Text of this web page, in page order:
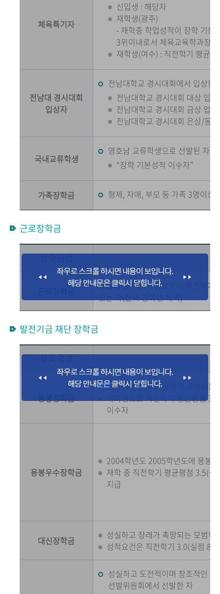
체육특기자
신입생 : 해당자
재학생(광주)
- 재학중 학업성적이 장학 기본
3위이내로서 체육교육학과장
재학생(여수) : 직전학기 평균
전남대 경시대회
입상자
전남대학교 경시대회에서 입상한
전남대학교 경시대회 대상 입
전남대학교 경시대회 금상 입
전남대학교 경시대회 은상/동
국내교류학생
영호남 교류학생으로 선발된 자
“장학 기본성적 이수자”
가족장학금 형제, 자매, 부모 등 가족 3명이상
근로장학금
장학금명
생활이 곤란한 학생으로서 직전학기
있는 자(전액 장학생 제외)
발전기금 재단 장학금
장학금명
용봉장학금
품행이 방정하고 장래가 촉망되
재학생으로 직전학기 평균평점
이수자
용봉우수장학금
2004학년도 2005학년도에 용봉
재학 중 직전학기 평균평점 3.5(
지급
대신장학금
성실하고 장래가 촉망되는 모범학
성적요건은 직전학기 3.0(실점 80
성실하고 도전적이며 창조적인
선발위원회에서 선발한 자